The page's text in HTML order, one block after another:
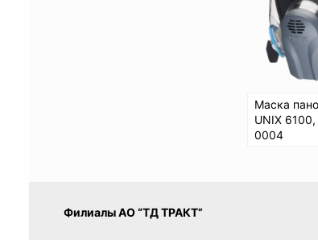
Маска
UNIX
0004
Филиалы АО “ТД ТРАКТ”